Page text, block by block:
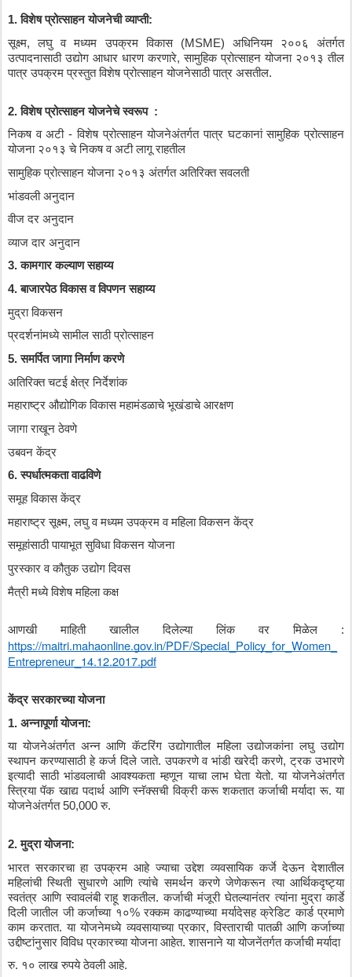
1. विशेष प्रोत्साहन योजनेची व्याप्ती:
सूक्ष्म, लघु व मध्यम उपक्रम विकास (MSME) अधिनियम २००६
अंतर्गत
उत्पादनासाठी उद्योग आधार धारण करणारे, सामुहिक प्रोत्साहन योजना २०१३ तील
पात्र उपक्रम प्रस्तुत विशेष प्रोत्साहन योजनेसाठी पात्र असतील.
2. विशेष प्रोत्साहन योजनेचे स्वरूप :
निकष व अटी - विशेष प्रोत्साहन योजनेअंतर्गत पात्र घटकानां सामुहिक प्रोत्साहन
योजना २०१३ चे निकष व अटी लागू राहतील
सामुहिक प्रोत्साहन योजना २०१३ अंतर्गत अतिरिक्त सवलती
भांडवली अनुदान
वीज दर अनुदान
व्याज दार अनुदान
3. कामगार कल्याण सहाय्य
4. बाजारपेठ विकास व विपणन सहाय्य
मुद्रा विकसन
प्रदर्शनांमध्ये सामील साठी प्रोत्साहन
5. समर्पित जागा निर्माण करणे
अतिरिक्त चटई क्षेत्र निर्देशांक
महाराष्ट्र औद्योगिक विकास महामंडळाचे भूखंडाचे आरक्षण
जागा राखून ठेवणे
उबवन केंद्र
6. स्पर्धात्मकता वाढविणे
समूह विकास केंद्र
महाराष्ट्र सूक्ष्म, लघु व मध्यम उपक्रम व महिला विकसन केंद्र
समूहांसाठी पायाभूत सुविधा विकसन योजना
पुरस्कार व कौतुक उद्योग दिवस
मैत्री मध्ये विशेष महिला कक्ष
आणखी माहिती खालील दिलेल्या लिंक वर मिळेल
https://maitri.mahaonline.gov.in/PDF/Special_Policy_for_Women_
Entrepreneur_14.12.2017.pdf
केंद्र सरकारच्या योजना
1. अन्नापूर्णा योजना:
या योजनेअंतर्गत अन्न आणि कॅटरिंग उद्योगातील महिला उद्योजकांना लघु उद्योग
स्थापन करण्यासाठी हे कर्ज दिले जाते. उपकरणे व भांडी खरेदी करणे, ट्रक उभारणे
इत्यादी साठी भांडवलाची आवश्यकता म्हणून याचा लाभ घेता येतो. या योजनेअंतर्गत
स्त्रिया पॅक खाद्य पदार्थ आणि स्नॅक्सची विक्री करू शकतात कर्जाची मर्यादा रू. या
योजनेअंतर्गत 50,000 रु.
2. मुद्रा योजना:
भारत सरकारचा हा उपक्रम आहे ज्याचा उद्देश व्यवसायिक कर्जे देऊन देशातील
महिलांची स्थिती सुधारणे आणि त्यांचे समर्थन करणे जेणेकरून त्या आर्थिकदृष्ट्या
स्वतंत्र आणि स्वावलंबी राहू शकतील. कर्जाची मंजूरी घेतल्यानंतर त्यांना मुद्रा कार्डे
दिली जातील जी कर्जाच्या १०% रक्कम काढण्याच्या मर्यादेसह क्रेडिट कार्ड प्रमाणे
काम करतात. या योजनेमध्ये व्यवसायाच्या प्रकार, विस्ताराची पातळी आणि कर्जाच्या
उद्दीष्टांनुसार विविध प्रकारच्या योजना आहेत. शासनाने या योजनेंतर्गत कर्जाची मर्यादा
रु. १० लाख रुपये ठेवली आहे.